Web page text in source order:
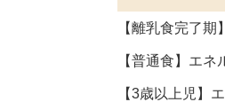
【離乳食完了
【普通食】エ
【3歳以上児